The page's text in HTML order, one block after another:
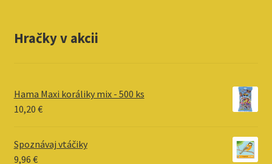
Hračky v akcii
Hama Maxi koráliky mix - 500 ks
10,20 €
Spoznávaj vtáčiky
9,96 €